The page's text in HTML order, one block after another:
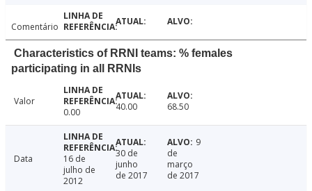
Comentário
Characteristics of RRNI teams: % females
participating in all RRNIs
Valor
0.00
40.00 68.50
Data
16 de
julho de
2012
30 de
junho
de 2017
9
de
março
de 2017